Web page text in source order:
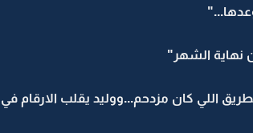
نهاية الشهر"
اللي كان مزدحم...ووليد يقلب الارقام في